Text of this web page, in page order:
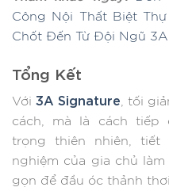
Công Nội Thất Biệt
Chốt Đến Từ Đội Ngũ
Tổng Kết
Với3A Signature, tối
cách, mà là cách tiếp
trọng thiên nhiên,
nghiệm của gia chủ
gọn để đầu óc thảnh